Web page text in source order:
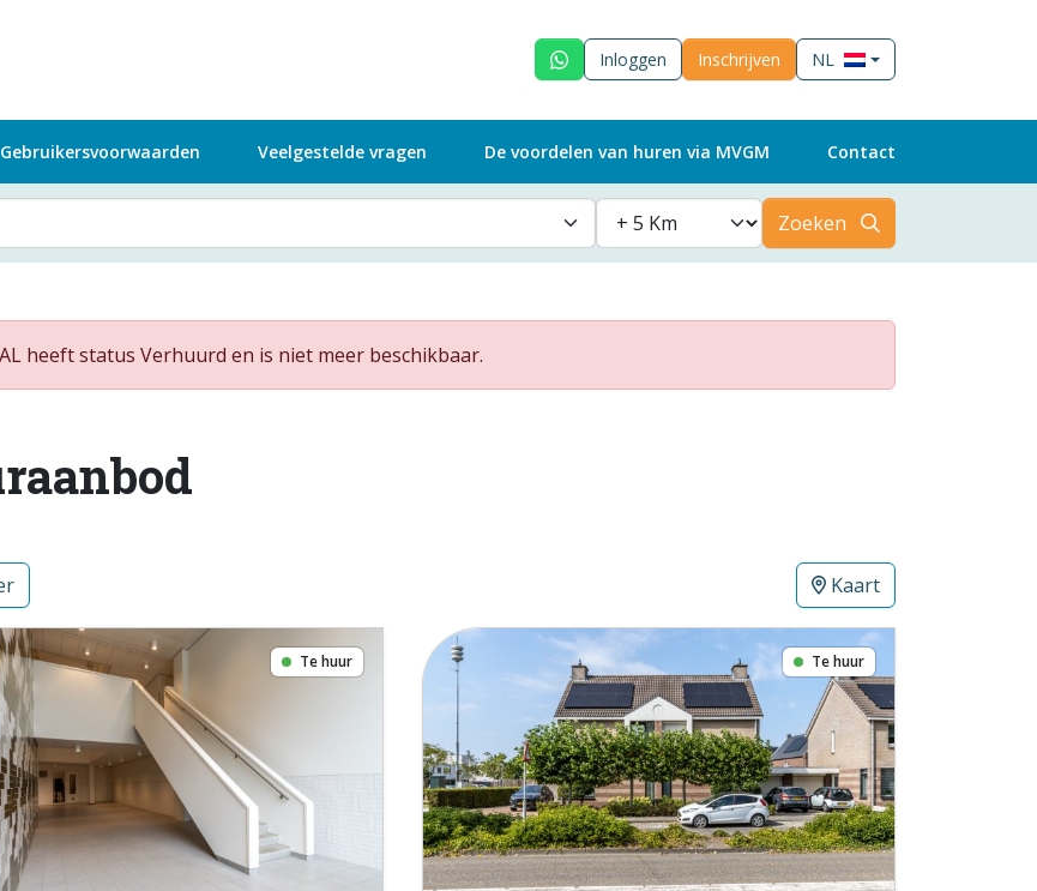
Inloggen Inschrijven NL
Gebruikersvoorwaarden Veelgestelde vragen De voordelen van huren via MVGM Contact
Zoeken
heeft status Verhuurd en is niet meer beschikbaar.
Kaart
Te huur Te huur